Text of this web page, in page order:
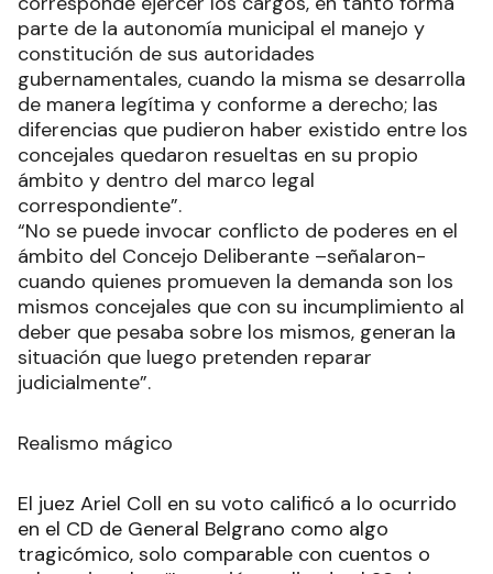
parte de la autonomía municipal el manejo y
constitución de sus autoridades
gubernamentales, cuando la misma se desarrolla
de manera legítima y conforme a derecho; las
diferencias que pudieron haber existido entre los
concejales quedaron resueltas en su propio
ámbito y dentro del marco legal
correspondiente”.
“No se puede invocar conflicto de poderes en el
ámbito del Concejo Deliberante –señalaron-
cuando quienes promueven la demanda son los
mismos concejales que con su incumplimiento al
deber que pesaba sobre los mismos, generan la
situación que luego pretenden reparar
judicialmente”.
Realismo mágico
El juez Ariel Coll en su voto calificó a lo ocurrido
en el CD de General Belgrano como algo
tragicómico, solo comparable con cuentos o